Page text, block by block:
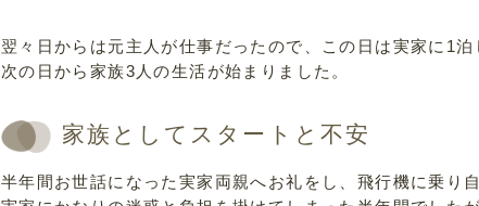
翌々日からは元主人が仕事だったので、この日は実家に1
次の日から家族3人の生活が始まりました。
家族としてスタートと不安
半年間お世話になった実家両親へお礼をし、飛行機に乗り